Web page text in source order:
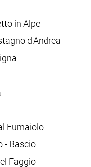
in Alpe
d'Andrea
Fumaiolo
- Bascio
Faggio